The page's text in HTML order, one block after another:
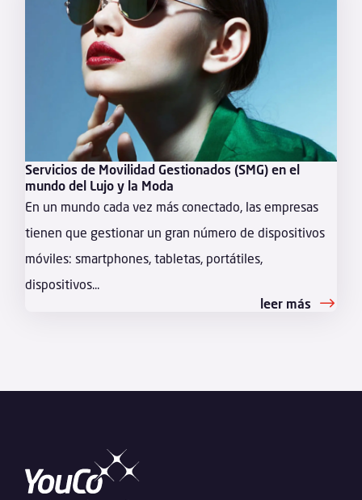
Servicios de Movilidad Gestionados (SMG) en el
mundo del Lujo y la Moda
En un mundo cada vez más conectado, las empresas
tienen que gestionar un gran número de dispositivos
móviles: smartphones, tabletas, portátiles,
dispositivos...
leer más